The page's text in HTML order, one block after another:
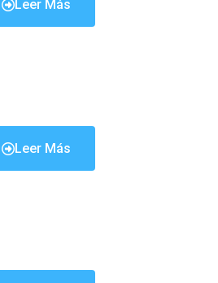
Leer Más
Leer Más